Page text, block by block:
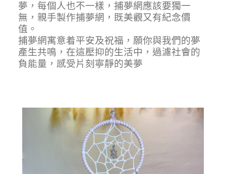
夢，每個人也不一樣，捕夢網應該要獨一
無，親手製作捕夢網，既美觀又有紀念價
值。
捕夢網寓意着平安及祝福，願你與我們的夢
產生共鳴，在這壓抑的生活中，過濾社會的
負能量，感受片刻寧靜的美夢